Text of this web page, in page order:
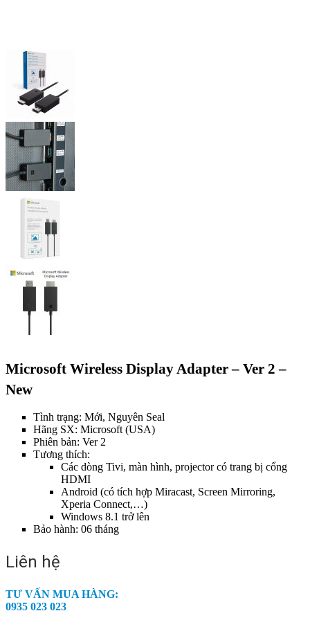
Microsoft Wireless Display Adapter – Ver 2 –
New
Tình trạng: Mới, Nguyên Seal
Hãng SX: Microsoft (USA)
Phiên bản: Ver 2
Tương thích:
Các dòng Tivi, màn hình, projector có trang bị cổng
HDMI
Android (có tích hợp Miracast, Screen Mirroring,
Xperia Connect,…)
Windows 8.1 trở lên
Bảo hành: 06 tháng
Liên hệ
TƯ VẤN MUA HÀNG:
0935 023 023